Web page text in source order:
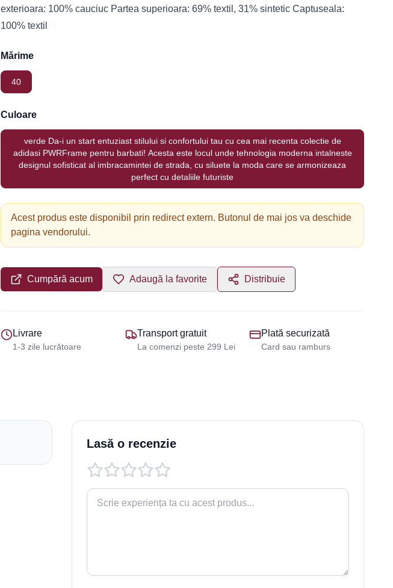
exterioara: 100% cauciuc Partea superioara: 69% textil, 31% sintetic Captuseala:
100% textil
Mărime
40
Culoare
verde Da-i un start entuziast stilului si confortului tau cu cea mai recenta colectie de
adidasi PWRFrame pentru barbati! Acesta este locul unde tehnologia moderna intalneste
designul sofisticat al imbracamintei de strada, cu siluete la moda care se armonizeaza
perfect cu detaliile futuriste
Acest produs este disponibil prin redirect extern. Butonul de mai jos va deschide
pagina vendorului.
Cumpără acum Adaugă la favorite Distribuie
Livrare
1-3 zile lucrătoare
Transport gratuit
La comenzi peste 299 Lei
Plată securizată
Card sau ramburs
Lasă o recenzie